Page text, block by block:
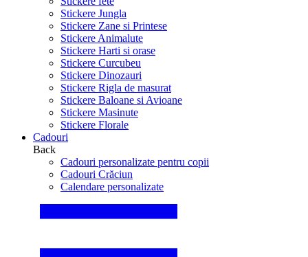
Stickere Jungla
Stickere Zane si Printese
Stickere Animalute
Stickere Harti si orase
Stickere Curcubeu
Stickere Dinozauri
Stickere Rigla de masurat
Stickere Baloane si Avioane
Stickere Masinute
Stickere Florale
Cadouri
Back
Cadouri personalizate pentru copii
Cadouri Crăciun
Calendare personalizate